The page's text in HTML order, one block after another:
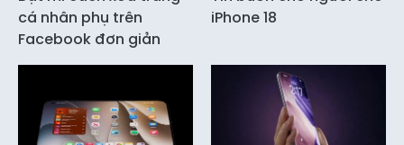
cá nhân phụ trên
Facebook đơn giản
iPhone 18